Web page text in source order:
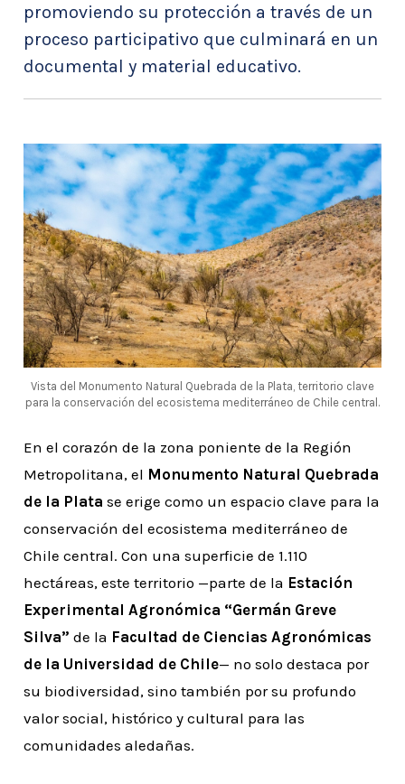
promoviendo su protección a través de un
proceso participativo que culminará en un
documental y material educativo.
Vista del Monumento Natural Quebrada de la Plata, territorio clave
para la conservación del ecosistema mediterráneo de Chile central.
En el corazón de la zona poniente de la Región
Metropolitana, el Monumento Natural Quebrada
de la Plata se erige como un espacio clave para la
conservación del ecosistema mediterráneo de
Chile central. Con una superficie de 1.110
hectáreas, este territorio —parte de la Estación
Experimental Agronómica “Germán Greve
Silva”de la Facultad de Ciencias Agronómicas
de la Universidad de Chile— no solo destaca por
su biodiversidad, sino también por su profundo
valor social, histórico y cultural para las
comunidades aledañas.